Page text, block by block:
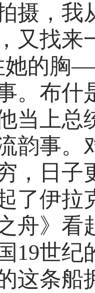
摄，我
又找来
她的胸
。布什
当上总
韵事。
，日子
了伊拉
舟》看
19世纪
这条船